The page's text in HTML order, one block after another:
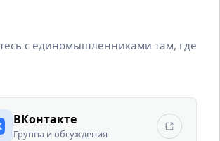
с единомышленниками там, где
ВКонтакте
Группа и обсуждения